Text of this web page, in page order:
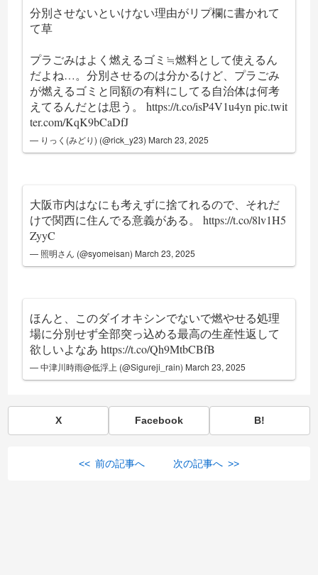
分別させないといけない理由がリプ欄に書かれて
て草
プラごみはよく燃えるゴミ≒燃料として使えるん
だよね…。分別させるのは分かるけど、プラごみ
が燃えるゴミと同額の有料にしてる自治体は何考
えてるんだとは思う。https://t.co/isP4V1u4yn pic.twit
ter.com/KqK9bCaDfJ
— りっく(みどり) (@rick_y23) March 23, 2025
大阪市内はなにも考えずに捨てれるので、それだ
けで関西に住んでる意義がある。https://t.co/8lv1H5
ZyyC
— 照明さん (@syomeisan) March 23, 2025
ほんと、このダイオキシンでないで燃やせる処理
場に分別せず全部突っ込める最高の生産性返して
欲しいよなあhttps://t.co/Qh9MtbCBfB
— 中津川時雨@低浮上 (@Sigureji_rain) March 23, 2025
X Facebook B!
<< 前の記事へ 次の記事へ >>